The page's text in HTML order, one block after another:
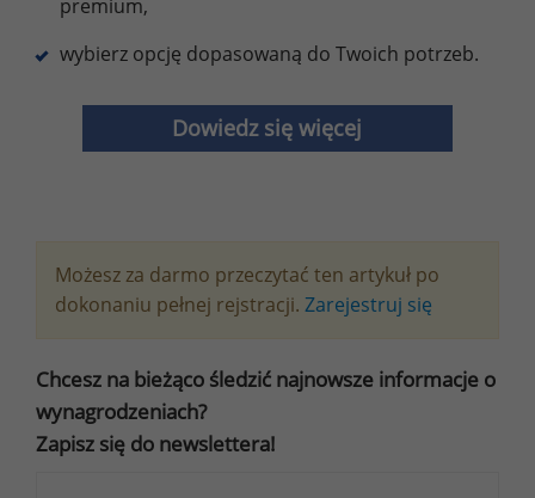
premium,
wybierz opcję dopasowaną do Twoich potrzeb.
Dowiedz się więcej
Możesz za darmo przeczytać ten artykuł po
dokonaniu pełnej rejstracji. Zarejestruj się
Chcesz na bieżąco śledzić najnowsze informacje o
wynagrodzeniach?
Zapisz się do newslettera!